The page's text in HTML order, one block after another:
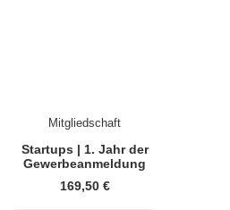
Mitgliedschaft
Startups | 1. Jahr der
Gewerbeanmeldung
169,50 €